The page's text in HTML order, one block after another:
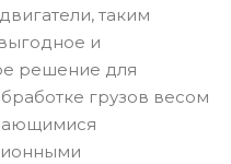
таким
и
решение для
грузов весом